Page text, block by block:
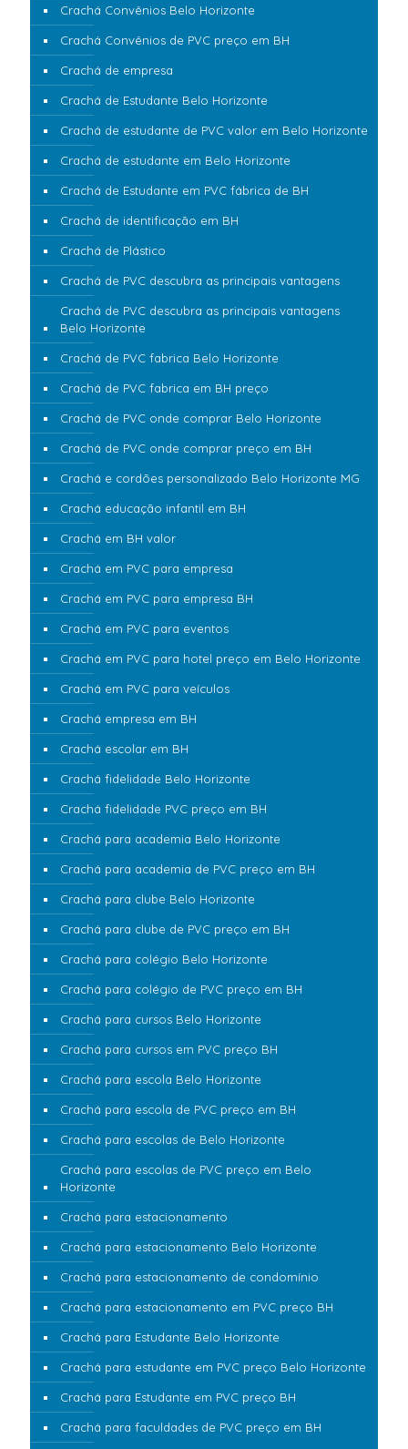
Crachá Convênios Belo Horizonte
Crachá Convênios de PVC preço em BH
Crachá de empresa
Crachá de Estudante Belo Horizonte
Crachá de estudante de PVC valor em Belo Horizonte
Crachá de estudante em Belo Horizonte
Crachá de Estudante em PVC fábrica de BH
Crachá de identificação em BH
Crachá de Plástico
Crachá de PVC descubra as principais vantagens
Crachá de PVC descubra as principais vantagens
Belo Horizonte
Crachá de PVC fabrica Belo Horizonte
Crachá de PVC fabrica em BH preço
Crachá de PVC onde comprar Belo Horizonte
Crachá de PVC onde comprar preço em BH
Crachá e cordões personalizado Belo Horizonte MG
Crachá educação infantil em BH
Crachá em BH valor
Crachá em PVC para empresa
Crachá em PVC para empresa BH
Crachá em PVC para eventos
Crachá em PVC para hotel preço em Belo Horizonte
Crachá em PVC para veículos
Crachá empresa em BH
Crachá escolar em BH
Crachá fidelidade Belo Horizonte
Crachá fidelidade PVC preço em BH
Crachá para academia Belo Horizonte
Crachá para academia de PVC preço em BH
Crachá para clube Belo Horizonte
Crachá para clube de PVC preço em BH
Crachá para colégio Belo Horizonte
Crachá para colégio de PVC preço em BH
Crachá para cursos Belo Horizonte
Crachá para cursos em PVC preço BH
Crachá para escola Belo Horizonte
Crachá para escola de PVC preço em BH
Crachá para escolas de Belo Horizonte
Crachá para escolas de PVC preço em Belo
Horizonte
Crachá para estacionamento
Crachá para estacionamento Belo Horizonte
Crachá para estacionamento de condomínio
Crachá para estacionamento em PVC preço BH
Crachá para Estudante Belo Horizonte
Crachá para estudante em PVC preço Belo Horizonte
Crachá para Estudante em PVC preço BH
Crachá para faculdades de PVC preço em BH